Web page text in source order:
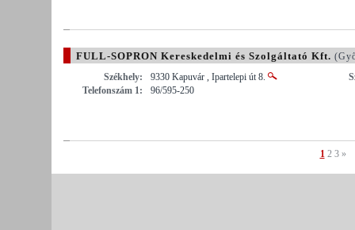
FULL-SOPRON Kereskedelmi és Szolgáltató Kft.
Székhely:
9330 Kapuvár , Ipartelepi út 8.
Telefonszám 1:
96/595-250
1 2 3 »